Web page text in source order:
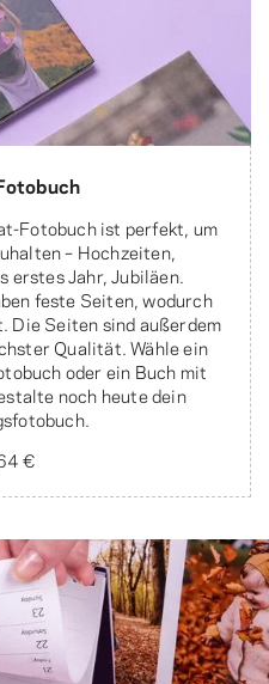
Fotobuch ist perfekt, um
– Hochzeiten,
erstes Jahr, Jubiläen.
feste Seiten, wodurch
Die Seiten sind außerdem
Qualität. Wähle ein
oder ein Buch mit
noch heute dein
€